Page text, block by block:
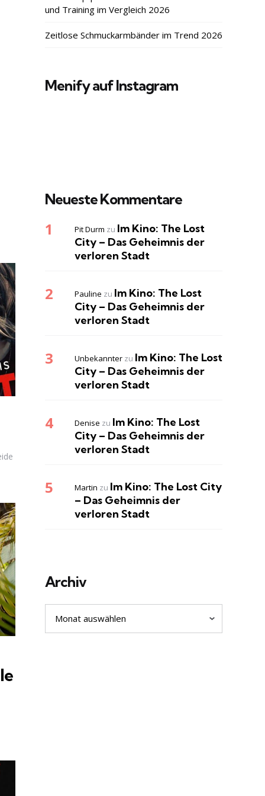
und Training im Vergleich 2026
Zeitlose Schmuckarmbänder im Trend 2026
Menify auf Instagram
Neueste Kommentare
Pit Durm zu Im Kino: The Lost
City – Das Geheimnis der
verloren Stadt
Pauline zu Im Kino: The Lost
City – Das Geheimnis der
verloren Stadt
Unbekannter zu Im Kino: The Lost
City – Das Geheimnis der
verloren Stadt
Denise zu Im Kino: The Lost
City – Das Geheimnis der
verloren Stadt
Martin zu Im Kino: The Lost City
– Das Geheimnis der
verloren Stadt
Archiv